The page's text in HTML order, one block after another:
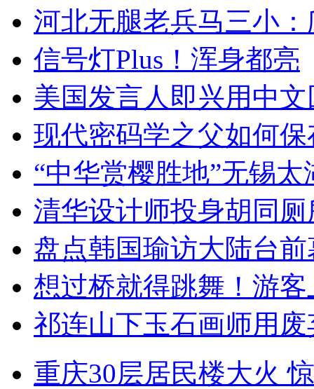
河北无腿老兵马三小
信号灯Plus！浑身都亮
美国发言人即兴用中
现代密码学之父如何
“中华赏樱胜地”无锡
清华设计师投身胡同
盘点韩国瑜访大陆台
想过桥就得跳舞！游客
祁连山下玉石画师用
重庆30层居民楼大火